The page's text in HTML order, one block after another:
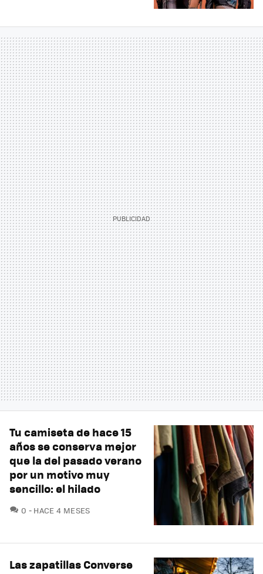
Tu camiseta de hace 15
años se conserva mejor
que la del pasado verano
por un motivo muy
sencillo: el hilado
0 COMENTARIOS
HACE 4 MESES
Las zapatillas Converse